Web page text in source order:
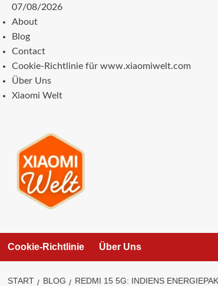
Zum
Inhalt
springen
07/08/2026
About
Blog
Contact
Cookie-Richtlinie für www.xiaomiwelt.com
Über Uns
Xiaomi Welt
Cookie-Richtlinie Über Uns
START BLOG REDMI 15 5G: INDIENS